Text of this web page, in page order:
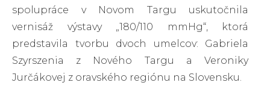
spolupráce v Novom Targu uskutočnila
vernisáž výstavy „180/110 mmHg“, ktorá
predstavila tvorbu dvoch umelcov: Gabriela
Szyrszenia z Nového Targu a Veroniky
Jurčákovej z oravského regiónu na Slovensku.